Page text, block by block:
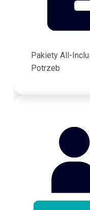
Pakiety All-
Potrzeb